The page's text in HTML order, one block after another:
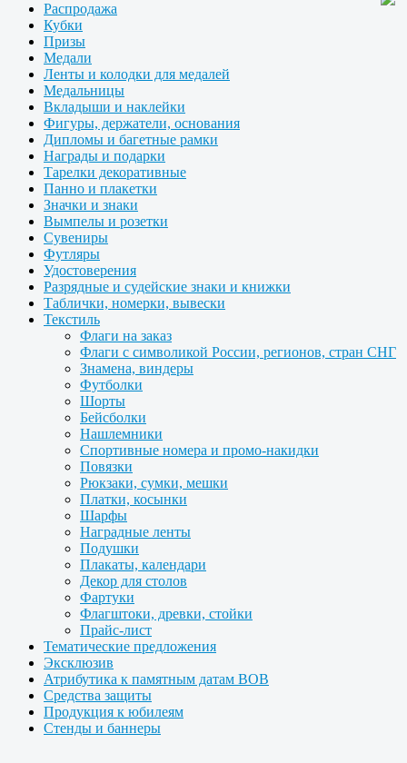
Распродажа
Кубки
Призы
Медали
Ленты и колодки для медалей
Медальницы
Вкладыши и наклейки
Фигуры, держатели, основания
Дипломы и багетные рамки
Награды и подарки
Тарелки декоративные
Панно и плакетки
Значки и знаки
Вымпелы и розетки
Сувениры
Футляры
Удостоверения
Разрядные и судейские знаки и книжки
Таблички, номерки, вывески
Текстиль
Флаги на заказ
Флаги с символикой России, регионов, стран СНГ
Знамена, виндеры
Футболки
Шорты
Бейсболки
Нашлемники
Спортивные номера и промо-накидки
Повязки
Рюкзаки, сумки, мешки
Платки, косынки
Шарфы
Наградные ленты
Подушки
Плакаты, календари
Декор для столов
Фартуки
Флагштоки, древки, стойки
Прайс-лист
Тематические предложения
Эксклюзив
Атрибутика к памятным датам ВОВ
Средства защиты
Продукция к юбилеям
Стенды и баннеры